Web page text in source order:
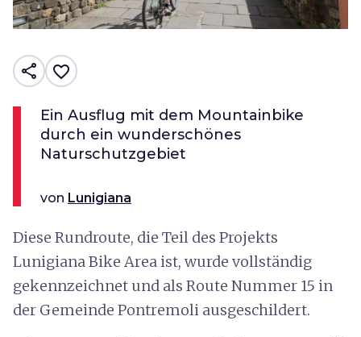
share favorite_border
Ein Ausflug mit dem Mountainbike
durch ein wunderschönes
Naturschutzgebiet
von Lunigiana
Diese Rundroute, die Teil des Projekts
Lunigiana Bike Area ist, wurde vollständig
gekennzeichnet und als Route Nummer 15 in
der Gemeinde Pontremoli ausgeschildert.